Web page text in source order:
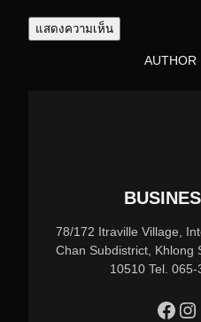
AUTHOR
78/172 Itraville Village,
Chan Subdistrict, Khlong
10510 Tel.
https://www.facebook.com/profile.php?id=100090086432719 Instagram